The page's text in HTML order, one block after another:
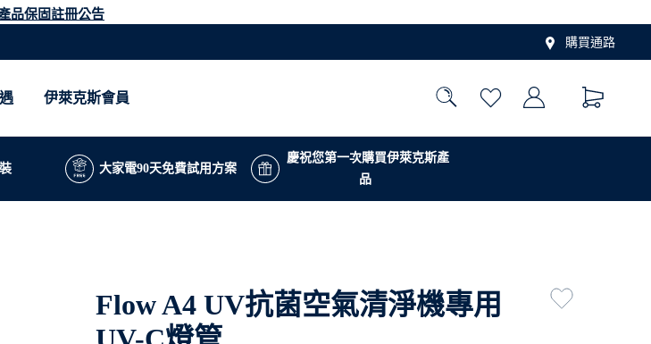
品保固註冊公告
購買通路
伊萊克斯會員
大家電90天免費試用方案
慶祝您第一次購買伊萊克斯產
品
Flow A4 UV抗菌空氣清淨機專用